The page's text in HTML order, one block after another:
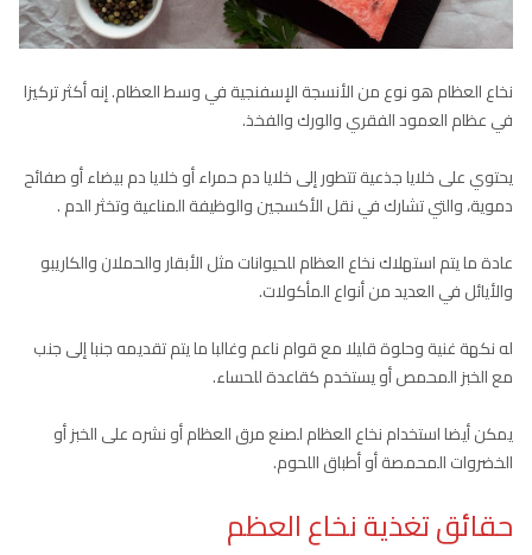
نخاع العظام هو نوع من الأنسجة الإسفنجية في وسط العظام. إنه أكثر تركيزا
في عظام العمود الفقري والورك والفخذ.
يحتوي على خلايا جذعية تتطور إلى خلايا دم حمراء أو خلايا دم بيضاء أو صفائح
دموية، والتي تشارك في نقل الأكسجين والوظيفة المناعية وتخثر الدم .
عادة ما يتم استهلاك نخاع العظام للحيوانات مثل الأبقار والحملان والكاريبو
والأيائل في العديد من أنواع المأكولات.
له نكهة غنية وحلوة قليلا مع قوام ناعم وغالبا ما يتم تقديمه جنبا إلى جنب
مع الخبز المحمص أو يستخدم كقاعدة للحساء.
يمكن أيضا استخدام نخاع العظام لصنع مرق العظام أو نشره على الخبز أو
الخضروات المحمصة أو أطباق اللحوم.
حقائق تغذية نخاع العظم